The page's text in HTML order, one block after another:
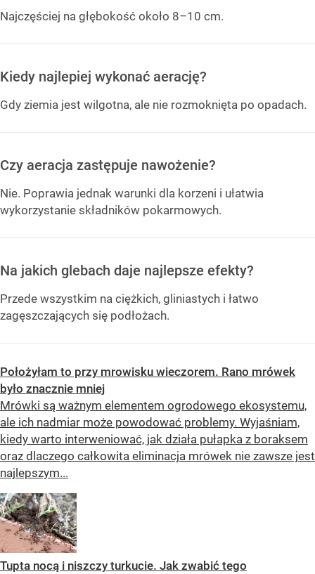
Najczęściej na głębokość około 8–10 cm.
Kiedy najlepiej wykonać aerację?
Gdy ziemia jest wilgotna, ale nie rozmoknięta po opadach.
Czy aeracja zastępuje nawożenie?
Nie. Poprawia jednak warunki dla korzeni i ułatwia
wykorzystanie składników pokarmowych.
Na jakich glebach daje najlepsze efekty?
Przede wszystkim na ciężkich, gliniastych i łatwo
zagęszczających się podłożach.
Położyłam to przy mrowisku wieczorem. Rano mrówek
było znacznie mniej
Mrówki są ważnym elementem ogrodowego ekosystemu,
ale ich nadmiar może powodować problemy. Wyjaśniam,
kiedy warto interweniować, jak działa pułapka z boraksem
oraz dlaczego całkowita eliminacja mrówek nie zawsze jest
najlepszym...
Tupta nocą i niszczy turkucie. Jak zwabić tego